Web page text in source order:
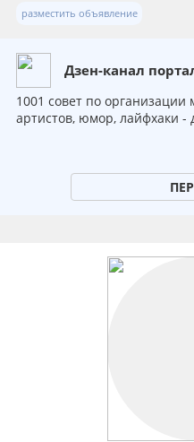
разместить объявление
Дзен-канал
1001 совет по
артистов, юмор, лайфхаки -